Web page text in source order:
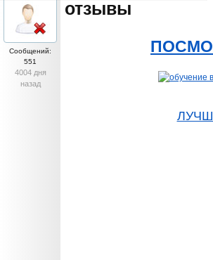
Сообщений:
551
4004 дня
назад
отзывы